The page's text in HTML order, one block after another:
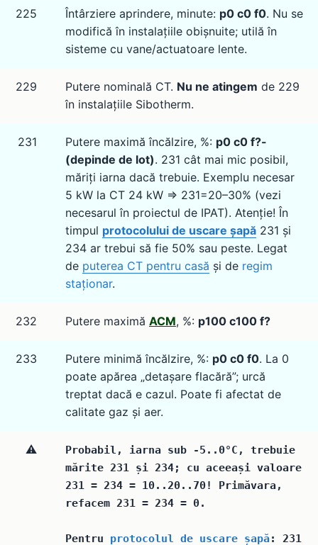
225 Întârziere aprindere, minute: p0 c0 f0. Nu se
modifică în instalațiile obișnuite; utilă în
sisteme cu vane/actuatoare lente.
229 Putere nominală CT. Nu ne atingem de 229
în instalațiile Sibotherm.
231 Putere maximă încălzire, %: p0 c0 f?-
(depinde de lot). 231 cât mai mic posibil,
măriți iarna dacă trebuie. Exemplu necesar
5 kW la CT 24 kW ⇒ 231=20–30% (vezi
necesarul în proiectul de IPAT). Atenție! În
timpul protocolului de uscare șapă 231 și
234 ar trebui să fie 50% sau peste. Legat
de puterea CT pentru casă și de regim
staționar.
232 Putere maximă ACM, %: p100 c100 f?
233 Putere minimă încălzire, %: p0 c0 f0. La 0
poate apărea „detașare flacără”; urcă
treptat dacă e cazul. Poate fi afectat de
calitate gaz și aer.
⚠️
Probabil, iarna sub -5..0°C, trebuie
mărite 231 și 234; cu aceeași valoare
231 = 234 = 10..20..70! Primăvara,
refacem 231 = 234 = 0.
Pentru protocolul de uscare șapă: 231